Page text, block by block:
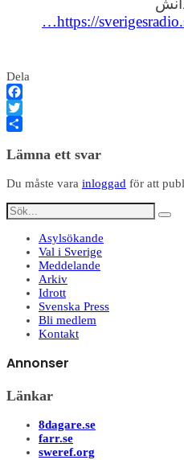
https://
Dela
Facebook
Twitter
Lämna ett svar
Du måste vara inloggad för att
Asylsökande
Val i Sverige
Meddelande
Arkiv
Idrott
Svenska Press
Bli medlem
Kontakt
Annonser
Länkar
8dagare.se
farr.se
sweref.org